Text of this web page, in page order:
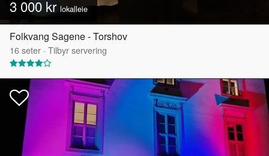
3 000 kr lokalleie
Folkvang Sagene - Torshov
16seter · Tilbyr servering